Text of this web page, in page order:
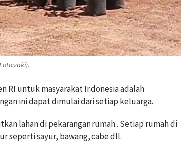
RI untuk masyarakat Indonesia adalah
ini dapat dimulai dari setiap keluarga.
lahan di pekarangan rumah . Setiap rumah di
seperti sayur, bawang, cabe dll.